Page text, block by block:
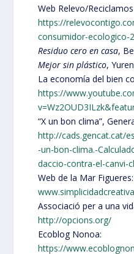
Web Relevo/
https://
consumidor-ecologico-
Residuo cero en casa,
Mejor sin plástico,
La economía del bien
https://
“X un bon clima”,
http://cads.gencat.cat/
-un-bon-clima.-
daccio-contra-el-canvi-
Web de la Mar Figueres:
Associació per a una
http://opcions.org/
Ecoblog Nonoa:
https://